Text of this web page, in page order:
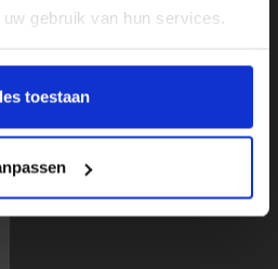
gebruik van hun services.
toestaan